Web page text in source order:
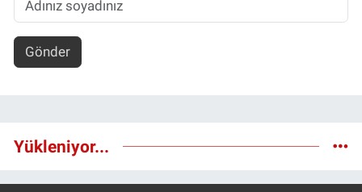
Gönder
Yükleniyor...